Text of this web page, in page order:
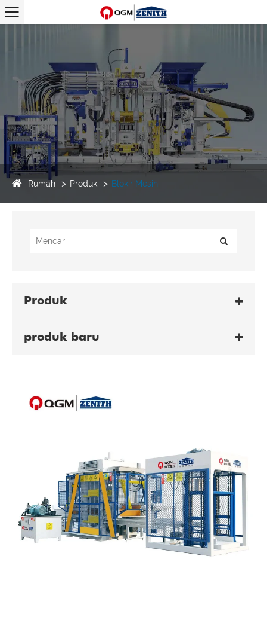
Rumah Produk Blokir Mesin
Produk
produk baru